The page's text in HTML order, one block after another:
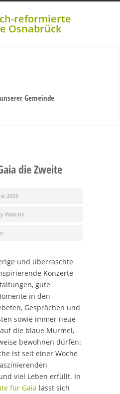
Gemeinde
die Zweite
2025
Wanink
und überraschte
Konzerte
gute
in den
Gesprächen und
sowie immer neue
die blaue Murmel,
bewohnen dürfen:
ist seit einer Woche
viel Leben erfüllt. In
für Gaia lässt sich